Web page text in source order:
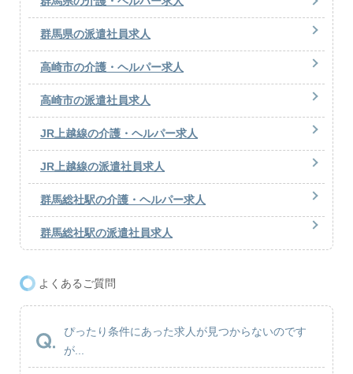
群馬県の派遣社員求人
高崎市の介護・ヘルパー求人
高崎市の派遣社員求人
JR上越線の介護・ヘルパー求人
JR上越線の派遣社員求人
群馬総社駅の介護・ヘルパー求人
群馬総社駅の派遣社員求人
よくあるご質問
ぴったり条件にあった求人が見つからないのです
が...